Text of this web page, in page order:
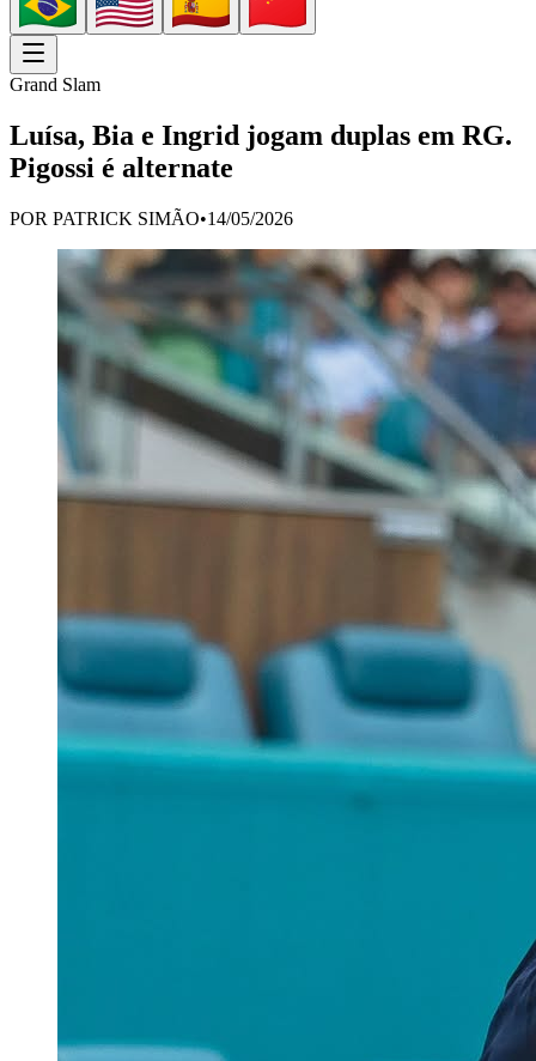
Grand Slam
Luísa, Bia e Ingrid jogam duplas em RG.
Pigossi é alternate
POR PATRICK SIMÃO•14/05/2026